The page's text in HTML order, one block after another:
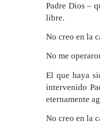
Padre Dios –
libre.
No creo en la
No me
El que haya
intervenido
eternamente
No creo en la